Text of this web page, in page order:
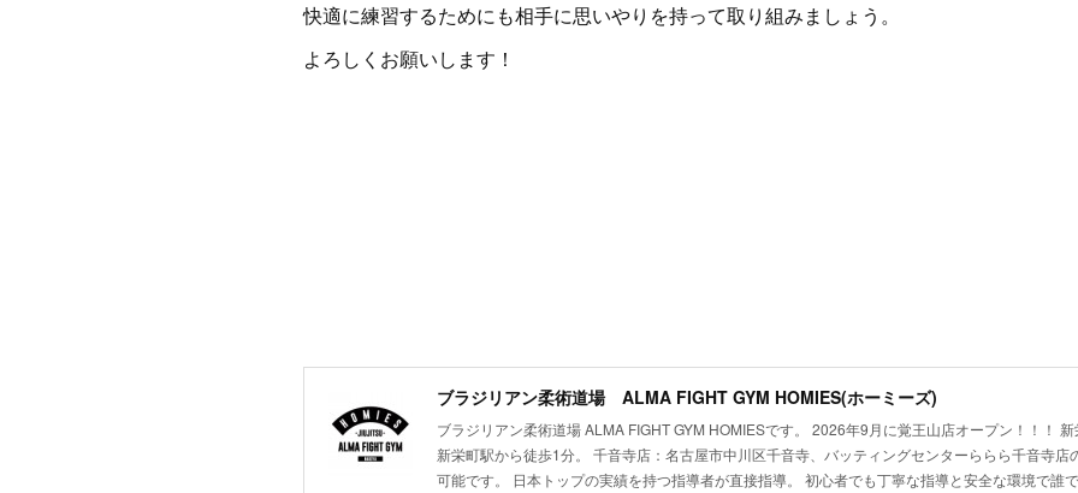
快適に練習するためにも相手に思いやりを持って取り組みましょう。
よろしくお願いします！
ブラジリアン柔術道場 ALMA FIGHT GYM HOMIES(ホーミーズ)
ブラジリアン柔術道場 ALMA FIGHT GYM HOMIESです。 2026年9月に覚王山店オープン！！！
新栄町駅から徒歩1分。 千音寺店：名古屋市中川区千音寺、バッティングセンターららら千音寺
可能です。 日本トップの実績を持つ指導者が直接指導。 初心者でも丁寧な指導と安全な環境で誰